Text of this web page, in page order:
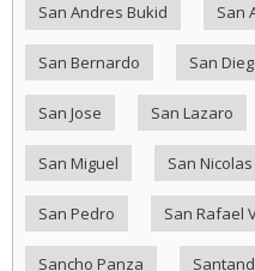
San Andres Bukid San
San Bernardo San
San Jose San Lazaro
San Miguel San Nicolas
San Pedro San Rafael
Sancho Panza